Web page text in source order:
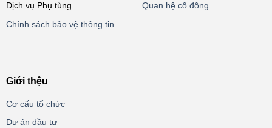
Dịch vụ Phụ tùng
Chính sách bảo vệ thông tin
Quan hệ cổ đông
Giới thệu
Cơ cấu tổ chức
Dự án đầu tư